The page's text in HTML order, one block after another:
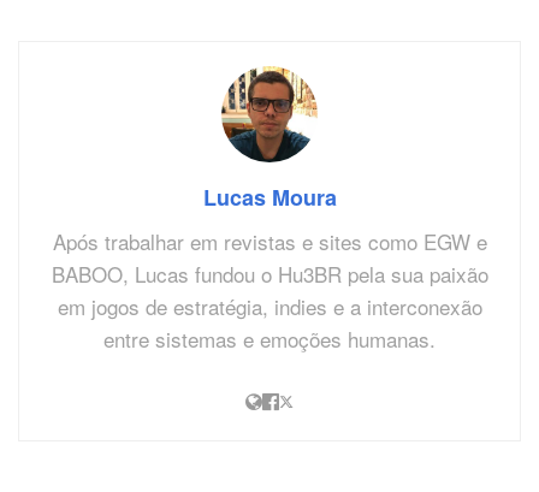
Lucas Moura
Após trabalhar em revistas e sites como EGW e
BABOO, Lucas fundou o Hu3BR pela sua paixão
em jogos de estratégia, indies e a interconexão
entre sistemas e emoções humanas.